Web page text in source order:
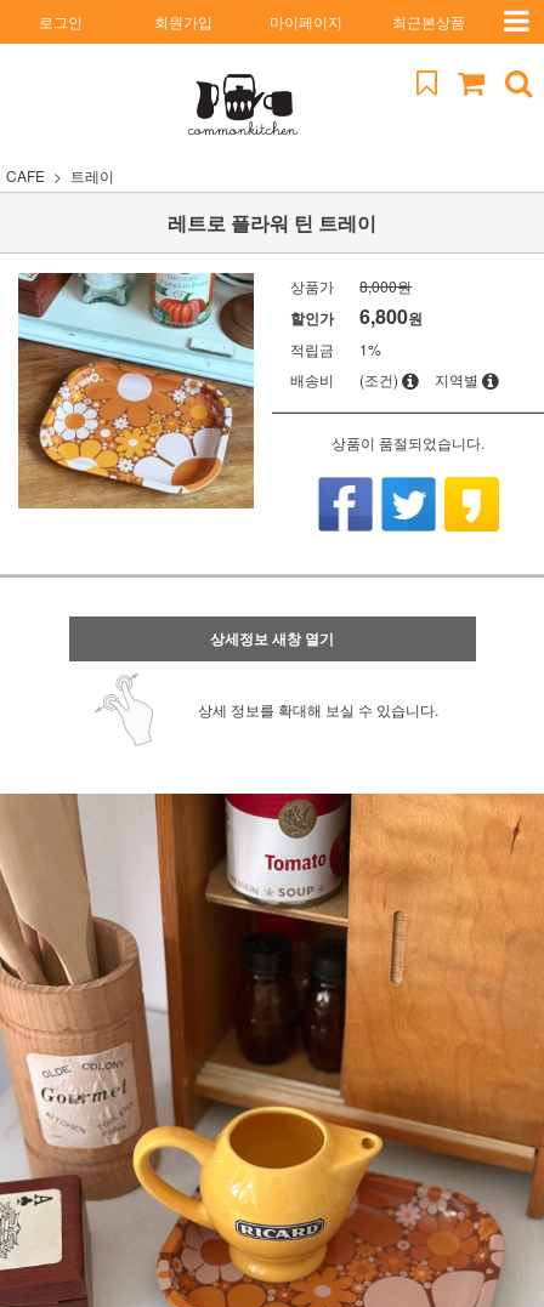
로그인 회원가입 마이페이지 최근본상품
CAFE 트레이
레트로 플라워 틴 트레이
상품가 8,000원
할인가 6,800원
적립금
1%
배송비
(조건) 지역별
상품이 품절되었습니다.
상세정보 새창 열기
상세 정보를 확대해 보실 수 있습니다.